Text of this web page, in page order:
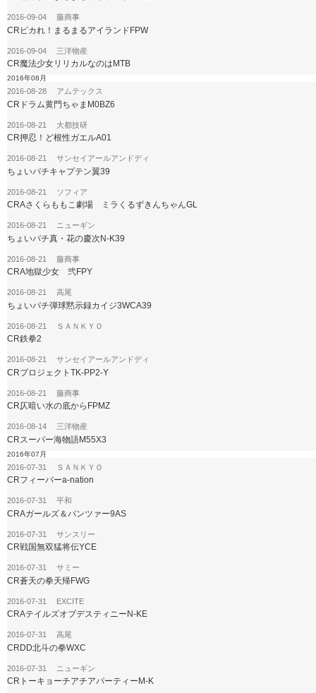
2016-09-04 藤商事
CRピカれ！まるまるアイランドFPW
2016-09-04 三洋物産
CR魔法少女リリカルなのはMTB
2016年08月
2016-08-28 アムテックス
CRドラム黄門ちゃまM0BZ6
2016-08-21 大都技研
CR押忍！ど根性ガエルA01
2016-08-21 サンセイアールアンドディ
ちょいパチキャプテン翼39
2016-08-21 ソフィア
CRAさくらももこ劇場 ミラくるずきんちゃんGL
2016-08-21 ニューギン
ちょいパチ真・花の慶次N-K39
2016-08-21 藤商事
CRA地獄少女 弐FPY
2016-08-21 高尾
ちょいパチ弾球黙示録カイジ3WCA39
2016-08-21 ＳＡＮＫＹＯ
CR鉄拳2
2016-08-21 サンセイアールアンドディ
CRプロジェクトTK-PP2-Y
2016-08-21 藤商事
CR仄暗い水の底からFPMZ
2016-08-14 三洋物産
CRスーパー海物語M55X3
2016年07月
2016-07-31 ＳＡＮＫＹＯ
CRフィーバーa-nation
2016-07-31 平和
CRAガールズ＆パンツァー9AS
2016-07-31 サンスリー
CR戦国無双猛将伝YCE
2016-07-31 サミー
CR蒼天の拳天帰FWG
2016-07-31 EXCITE
CRAテイルズオブデスティニーN-KE
2016-07-31 高尾
CRDD北斗の拳WXC
2016-07-31 ニューギン
CRトーキョーチアチアパーティーM-K